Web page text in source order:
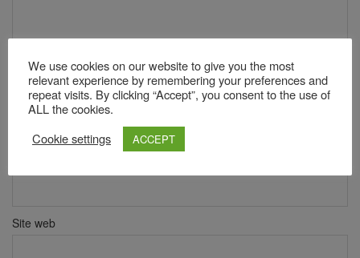
Nume*
Site web
We use cookies on our website to give you the most
relevant experience by remembering your preferences and
repeat visits. By clicking “Accept”, you consent to the use of
ALL the cookies.
Cookie settings
ACCEPT